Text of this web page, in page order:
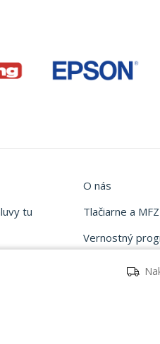
tu
O nás
Tlačiarne a MFZ
Vernostný